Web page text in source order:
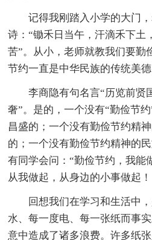
记得我刚踏入小学的大门
诗：“锄禾日当午，汗滴禾下土
苦”。从小，老师就教我们要勤
节约一直是中华民族的传统美德
李商隐有句名言“历览前贤
奢”。是的，一个没有“勤俭节
昌盛的；一个没有勤俭节约精
的；一个没有勤俭节约精神的
有同学会问：“勤俭节约，我能
从我做起，从身边的小事做起！
回想我们在学习和生活中
水、每一度电、每一张纸而事
意中造成了诸多浪费。许多纸